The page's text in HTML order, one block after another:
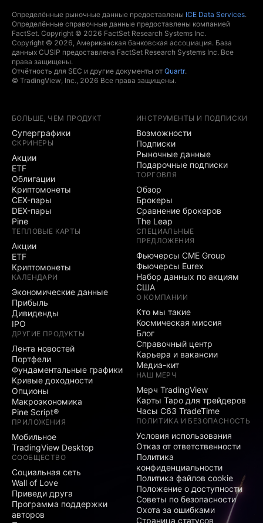
Определённые рыночные данные предоставлены ICE Data Services.
Определённые справочные данные предоставлены компанией
FactSet. Copyright © 2026 FactSet Research Systems Inc.
Copyright © 2026, Американская банковская ассоциация. База
данных CUSIP предоставлена FactSet Research Systems Inc. Все
права защищены.
Отчётность для SEC и другие документы от Quartr.
© TradingView, Inc., 2026 Все права защищены.
БОЛЬШЕ, ЧЕМ ПРОДУКТ
Суперграфики
СКРИНЕРЫ
Акции
ETF
Облигации
Криптомонеты
CEX-пары
DEX-пары
Pine
ТЕПЛОВЫЕ КАРТЫ
Акции
ETF
Криптомонеты
КАЛЕНДАРИ
Экономические данные
Прибыль
Дивиденды
IPO
ДРУГИЕ ПРОДУКТЫ
Лента новостей
Портфели
Фундаментальные графики
Кривые доходности
Опционы
Макроэкономика
Pine Script®
ПРИЛОЖЕНИЯ
Мобильное
TradingView Desktop
СООБЩЕСТВО
Социальная сеть
Wall of Love
Приведи друга
Программа поддержки
авторов
ИНСТРУМЕНТЫ И ПОДПИСКИ
Возможности
Подписки
Рыночные данные
Подарочные подписки
ТОРГОВЛЯ
Обзор
Брокеры
Сравнение брокеров
The Leap
СПЕЦИАЛЬНЫЕ
ПРЕДЛОЖЕНИЯ
Фьючерсы CME Group
Фьючерсы Eurex
Набор данных по акциям
США
О КОМПАНИИ
Кто мы такие
Космическая миссия
Блог
Справочный центр
Карьера и вакансии
Медиа-кит
НАШ МЕРЧ
Мерч TradingView
Карты Таро для трейдеров
Часы C63 TradeTime
ПОЛИТИКА И БЕЗОПАСНОСТЬ
Условия использования
Отказ от ответственности
Политика
конфиденциальности
Политика файлов cookie
Положение о доступности
Советы по безопасности
Охота за ошибками
Страница статусов